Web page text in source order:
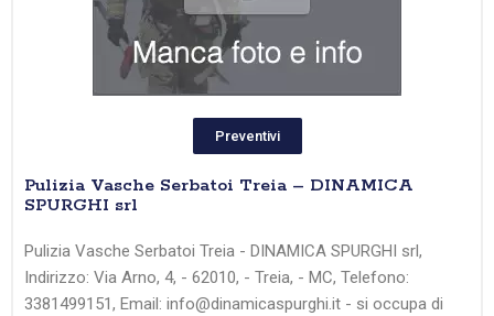
Preventivi
Pulizia Vasche Serbatoi Treia – DINAMICA
SPURGHI srl
Pulizia Vasche Serbatoi Treia - DINAMICA SPURGHI srl,
Indirizzo: Via Arno, 4, - 62010, - Treia, - MC, Telefono:
3381499151, Email: info@dinamicaspurghi.it - si occupa di